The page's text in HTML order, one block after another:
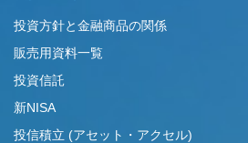
投資方針と金融商品の関係
販売用資料一覧
投資信託
新NISA
投信積立 (アセット・アクセル)